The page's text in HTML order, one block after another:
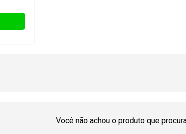
Você não achou o produto que